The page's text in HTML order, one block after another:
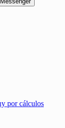
por cálculos